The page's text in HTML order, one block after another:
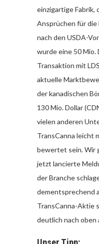
einzigartige Fabrik,
Ansprüchen für
nach den USDA-
wurde eine 50 Mio.
Transaktion mit
aktuelle
der kanadischen
130 Mio. Dollar
vielen anderen
TransCanna leicht
bewertet sein. Wir
jetzt lancierte
der Branche
dementsprechend
TransCanna-Aktie
deutlich nach oben